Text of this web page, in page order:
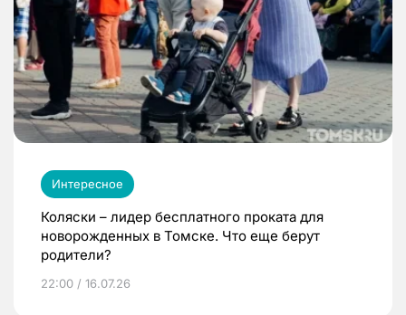
Интересное
Коляски – лидер бесплатного проката для
новорожденных в Томске. Что еще берут
родители?
22:00 / 16.07.26